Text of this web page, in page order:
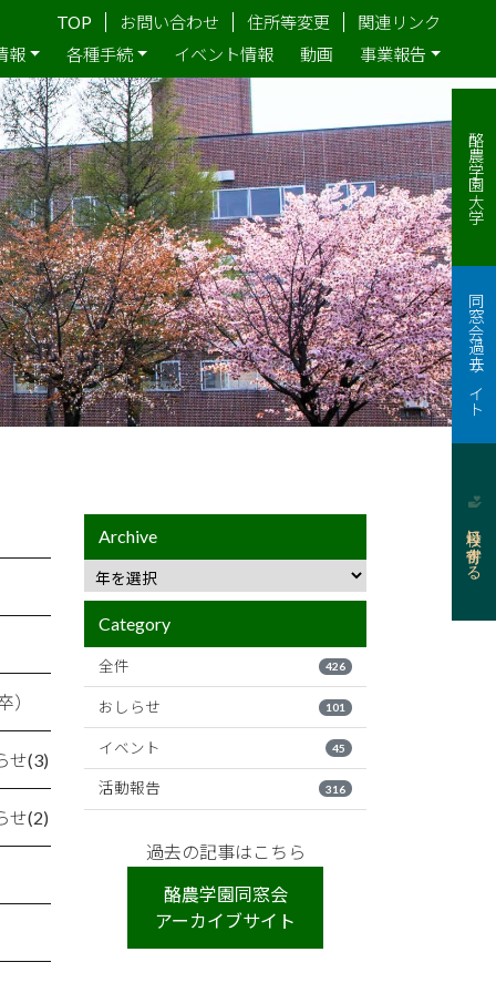
TOP お問い合わせ 住所等変更
関連リンク
報 各種手続 イベント情報 動画 事業報告
）
せ(3)
せ(2)
Archive
Category
全件 426
おしらせ 101
イベント 45
活動報告 316
過去の記事はこちら
酪農学園同窓会
アーカイブサイト
酪農学園大学
同窓会過去サイト
母校に寄付する